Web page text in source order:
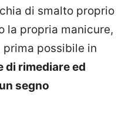
di smalto proprio
la propria manicure,
possibile in
di rimediare ed
segno